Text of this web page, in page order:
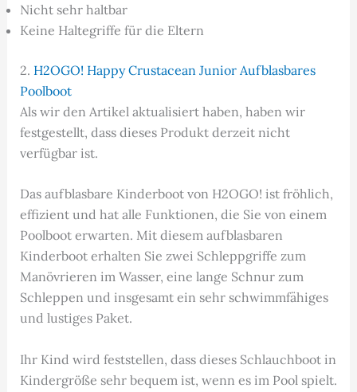
Nicht sehr haltbar
Keine Haltegriffe für die Eltern
2. H2OGO! Happy Crustacean Junior Aufblasbares
Poolboot
Als wir den Artikel aktualisiert haben, haben wir
festgestellt, dass dieses Produkt derzeit nicht
verfügbar ist.
Das aufblasbare Kinderboot von H2OGO! ist fröhlich,
effizient und hat alle Funktionen, die Sie von einem
Poolboot erwarten. Mit diesem aufblasbaren
Kinderboot erhalten Sie zwei Schleppgriffe zum
Manövrieren im Wasser, eine lange Schnur zum
Schleppen und insgesamt ein sehr schwimmfähiges
und lustiges Paket.
Ihr Kind wird feststellen, dass dieses Schlauchboot in
Kindergröße sehr bequem ist, wenn es im Pool spielt.